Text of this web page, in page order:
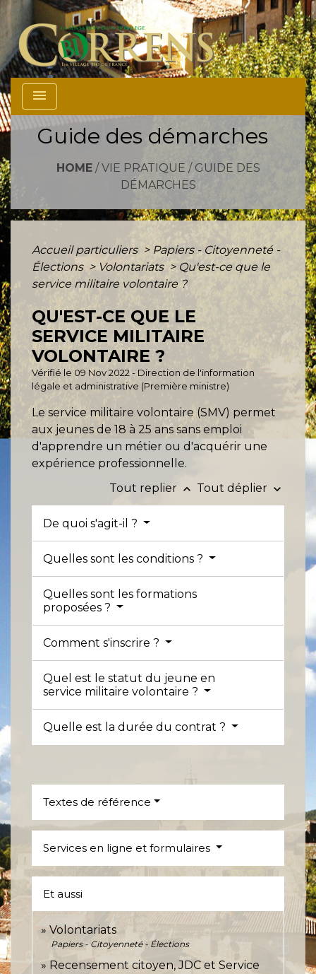
menu
Guide des démarches
HOME/ VIE PRATIQUE / GUIDE DES
DÉMARCHES
Accueil particuliers > Papiers - Citoyenneté -
Élections > Volontariats > Qu'est-ce que le
service militaire volontaire ?
QU'EST-CE QUE LE
SERVICE MILITAIRE
VOLONTAIRE ?
Vérifié le 09 Nov 2022 - Direction de l'information
légale et administrative (Première ministre)
Le service militaire volontaire (SMV) permet
aux jeunes de 18 à 25 ans sans emploi
d'apprendre un métier ou d'acquérir une
expérience professionnelle.
Tout replier keyboard_arrow_up Tout déplier keyboard_arrow_down
De quoi s'agit-il ?
Quelles sont les conditions ?
Quelles sont les formations
proposées ?
Comment s'inscrire ?
Quel est le statut du jeune en
service militaire volontaire ?
Quelle est la durée du contrat ?
Textes de référence
Services en ligne et formulaires
Et aussi
Volontariats
Papiers - Citoyenneté - Élections
Recensement citoyen, JDC et Service